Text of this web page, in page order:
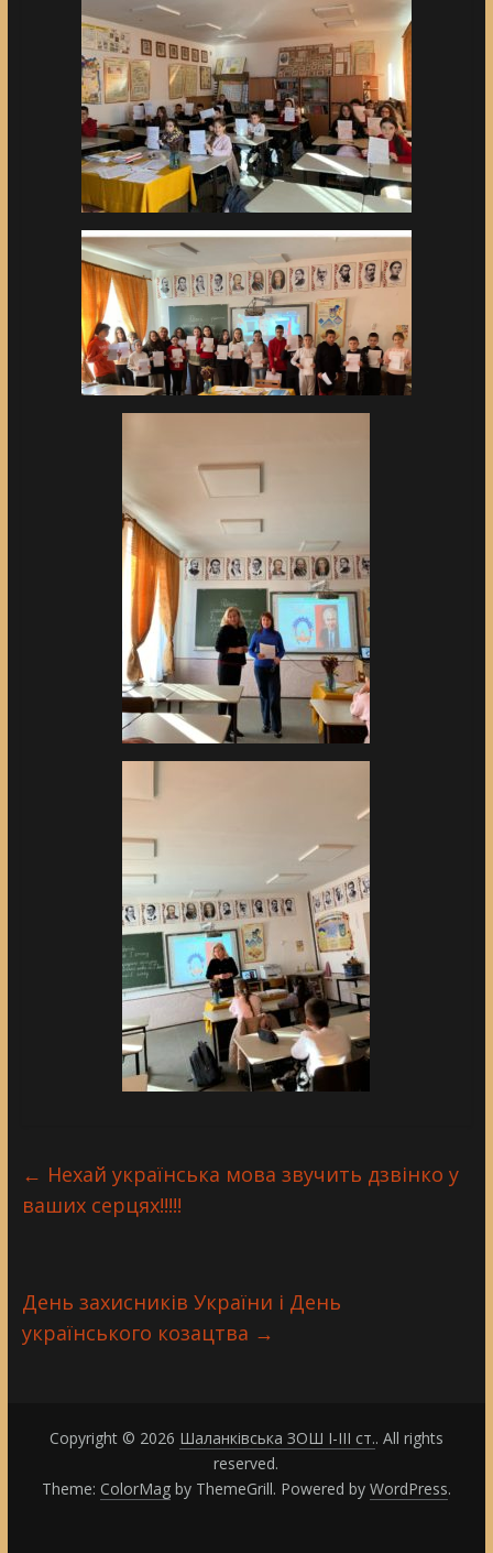
← Нехай українська мова звучить дзвінко у
ваших серцях!!!!!
День захисників України і День
українського козацтва →
Copyright © 2026 Шаланківська ЗОШ І-ІІІ ст.. All rights
reserved.
Theme: ColorMagby ThemeGrill. Powered by WordPress.